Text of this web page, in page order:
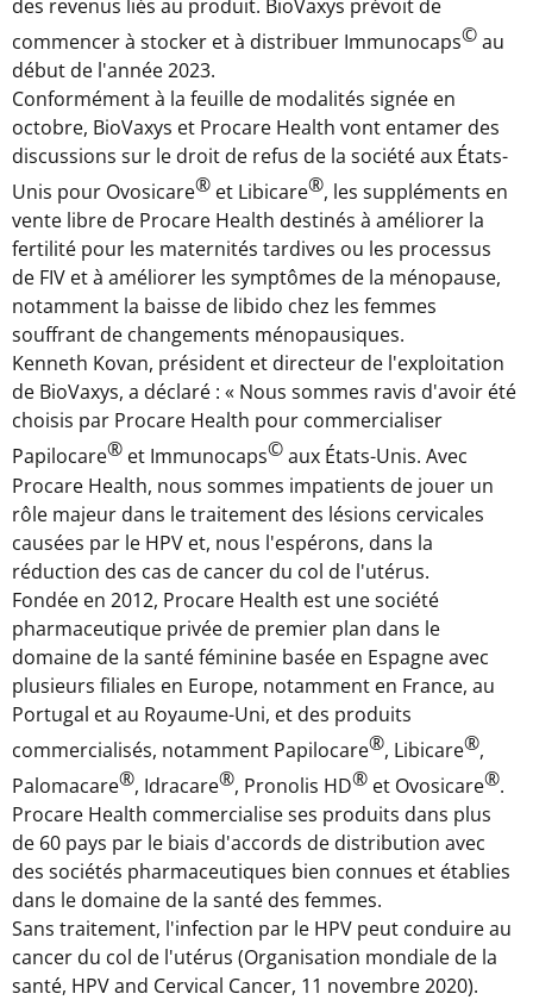
des revenus liés au produit. BioVaxys prévoit de
commencer à stocker et à distribuer Immunocaps©au
début de l'année 2023.
Conformément à la feuille de modalités signée en
octobre, BioVaxys et Procare Health vont entamer des
discussions sur le droit de refus de la société aux États-
Unis pour Ovosicare® et Libicare®, les suppléments en
vente libre de Procare Health destinés à améliorer la
fertilité pour les maternités tardives ou les processus
de FIV et à améliorer les symptômes de la ménopause,
notamment la baisse de libido chez les femmes
souffrant de changements ménopausiques.
Kenneth Kovan, président et directeur de l'exploitation
de BioVaxys, a déclaré : « Nous sommes ravis d'avoir été
choisis par Procare Health pour commercialiser
Papilocare® et Immunocaps©aux États-Unis. Avec
Procare Health, nous sommes impatients de jouer un
rôle majeur dans le traitement des lésions cervicales
causées par le HPV et, nous l'espérons, dans la
réduction des cas de cancer du col de l'utérus.
Fondée en 2012, Procare Health est une société
pharmaceutique privée de premier plan dans le
domaine de la santé féminine basée en Espagne avec
plusieurs filiales en Europe, notamment en France, au
Portugal et au Royaume-Uni, et des produits
commercialisés, notamment Papilocare®, Libicare®,
Palomacare®, Idracare®, Pronolis HD® et Ovosicare®.
Procare Health commercialise ses produits dans plus
de 60 pays par le biais d'accords de distribution avec
des sociétés pharmaceutiques bien connues et établies
dans le domaine de la santé des femmes.
Sans traitement, l'infection par le HPV peut conduire au
cancer du col de l'utérus (Organisation mondiale de la
santé, HPV and Cervical Cancer, 11 novembre 2020).